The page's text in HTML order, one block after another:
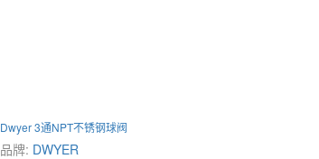
Dwyer 3通NPT不锈钢球阀
品牌: DWYER